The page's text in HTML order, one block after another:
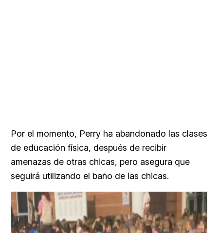
Por el momento, Perry ha abandonado las clases
de educación física, después de recibir
amenazas de otras chicas, pero asegura que
seguirá utilizando el baño de las chicas.